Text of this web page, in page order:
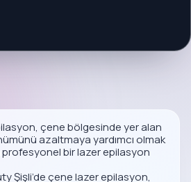
çene bölgesinde yer alan
azaltmaya yardımcı olmak
bir lazer epilasyon
Şişli’de çene lazer epilasyon,